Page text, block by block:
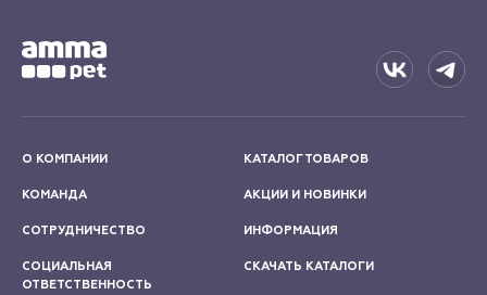
О КОМПАНИИ
КОМАНДА
СОТРУДНИЧЕСТВО
СОЦИАЛЬНАЯ
ОТВЕТСТВЕННОСТЬ
КАТАЛОГ ТОВАРОВ
АКЦИИ И НОВИНКИ
ИНФОРМАЦИЯ
СКАЧАТЬ КАТАЛОГИ